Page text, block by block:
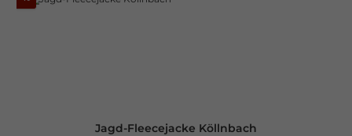
Jagd-Fleecejacke Köllnbach